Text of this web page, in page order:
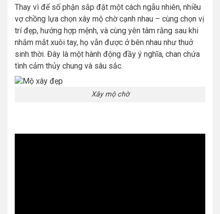
Thay vì để số phận sắp đặt một cách ngẫu nhiên, nhiều
vợ chồng lựa chọn xây mộ chờ cạnh nhau – cùng chọn vị
trí đẹp, hướng hợp mệnh, và cùng yên tâm rằng sau khi
nhắm mắt xuôi tay, họ vẫn được ở bên nhau như thuở
sinh thời. Đây là một hành động đầy ý nghĩa, chan chứa
tình cảm thủy chung và sâu sắc.
Xây mộ chờ